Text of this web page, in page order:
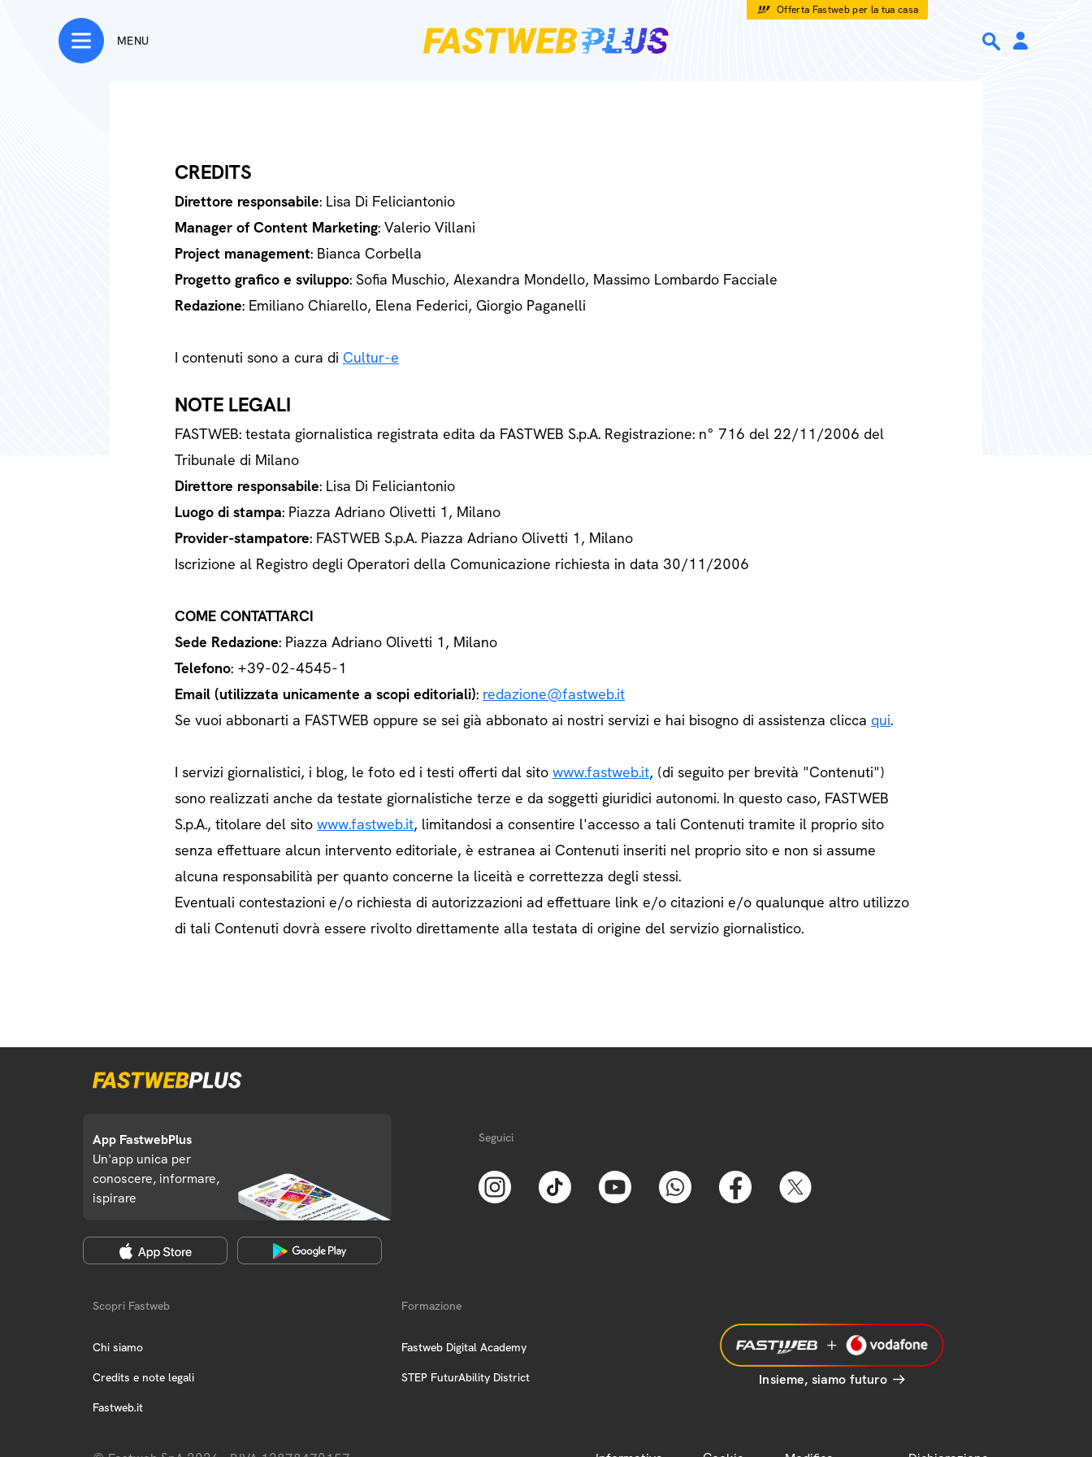
Offerta Fastweb per la tua casa
MENU
CREDITS
Direttore responsabile: Lisa Di Feliciantonio
Manager of Content Marketing: Valerio Villani
Project management: Bianca Corbella
Progetto grafico e sviluppo: Sofia Muschio, Alexandra Mondello, Massimo Lombardo Facciale
Redazione: Emiliano Chiarello, Elena Federici, Giorgio Paganelli
I contenuti sono a cura di Cultur-e
NOTE LEGALI
FASTWEB: testata giornalistica registrata edita da FASTWEB S.p.A. Registrazione: n° 716 del 22/11/2006 del
Tribunale di Milano
Direttore responsabile: Lisa Di Feliciantonio
Luogo di stampa: Piazza Adriano Olivetti 1, Milano
Provider-stampatore: FASTWEB S.p.A. Piazza Adriano Olivetti 1, Milano
Iscrizione al Registro degli Operatori della Comunicazione richiesta in data 30/11/2006
COME CONTATTARCI
Sede Redazione: Piazza Adriano Olivetti 1, Milano
Telefono: +39-02-4545-1
Email (utilizzata unicamente a scopi editoriali): redazione@fastweb.it
Se vuoi abbonarti a FASTWEB oppure se sei già abbonato ai nostri servizi e hai bisogno di assistenza clicca qui.
I servizi giornalistici, i blog, le foto ed i testi offerti dal sito www.fastweb.it, (di seguito per brevità "Contenuti")
sono realizzati anche da testate giornalistiche terze e da soggetti giuridici autonomi. In questo caso, FASTWEB
S.p.A., titolare del sito www.fastweb.it, limitandosi a consentire l'accesso a tali Contenuti tramite il proprio sito
senza effettuare alcun intervento editoriale, è estranea ai Contenuti inseriti nel proprio sito e non si assume
alcuna responsabilità per quanto concerne la liceità e correttezza degli stessi.
Eventuali contestazioni e/o richiesta di autorizzazioni ad effettuare link e/o citazioni e/o qualunque altro utilizzo
di tali Contenuti dovrà essere rivolto direttamente alla testata di origine del servizio giornalistico.
App FastwebPlus
Un'app unica per
conoscere, informare,
ispirare
Seguici
Scopri Fastweb
Chi siamo
Credits e note legali
Fastweb.it
Formazione
Fastweb Digital Academy
STEP FuturAbility District Insieme, siamo futuro